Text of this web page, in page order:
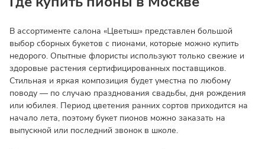
В ассортименте салона «Цветыш» представлен большой
выбор сборных букетов с пионами, которые можно купить
недорого. Опытные флористы используют только свежие и
здоровые растения сертифицированных поставщиков.
Стильная и яркая композиция будет уместна по любому
поводу — по случаю празднования свадьбы, дня рождения
или юбилея. Период цветения ранних сортов приходится на
начало лета, поэтому букет пионов можно заказать на
выпускной или последний звонок в школе.